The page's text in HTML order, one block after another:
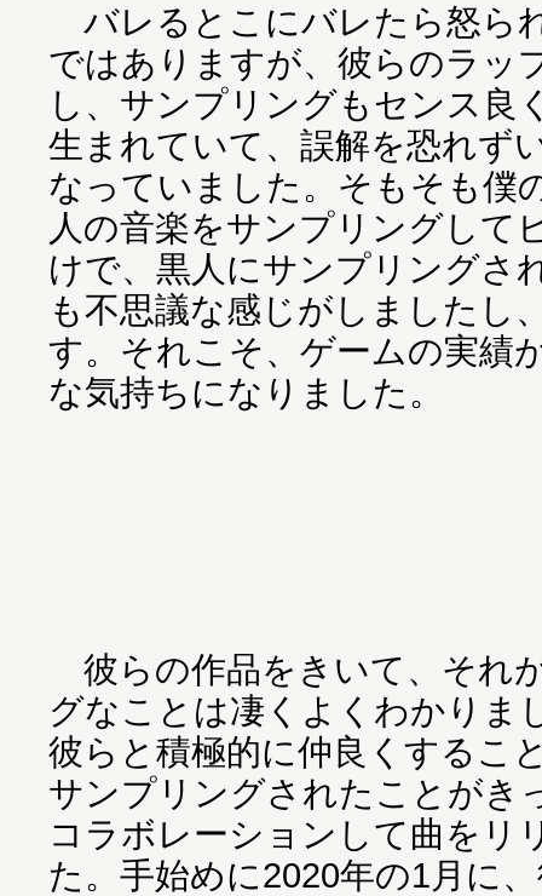
バレるとこにバレたら怒ら
ではありますが、彼らのラッ
し、サンプリングもセンス良
生まれていて、誤解を恐れず
なっていました。そもそも僕
人の音楽をサンプリングして
けで、黒人にサンプリングさ
も不思議な感じがしましたし
す。それこそ、ゲームの実績
な気持ちになりました。
彼らの作品をきいて、それ
グなことは凄くよくわかりま
彼らと積極的に仲良くするこ
サンプリングされたことがき
コラボレーションして曲をリ
た。手始めに2020年の1月に